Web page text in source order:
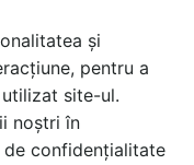
și
pentru a
site-ul.
noștri în
confidențialitate